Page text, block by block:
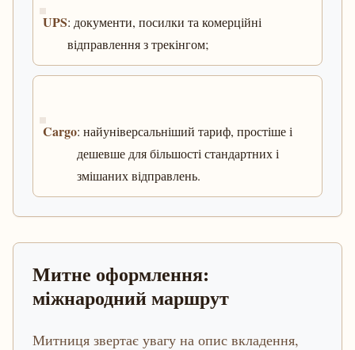
UPS: документи, посилки та комерційні
відправлення з трекінгом;
Cargo: найуніверсальніший тариф, простіше і
дешевше для більшості стандартних і
змішаних відправлень.
Митне оформлення:
міжнародний маршрут
Митниця звертає увагу на опис вкладення,